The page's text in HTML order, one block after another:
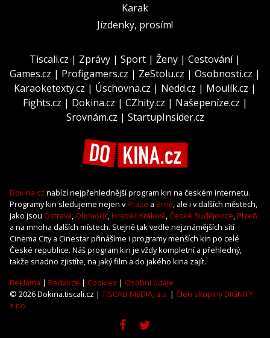
Karak
Jízdenky, prosím!
Tiscali.cz | Zprávy | Sport | Ženy | Cestování|
Games.cz | Profigamers.cz | ZeStolu.cz | Osobnosti.cz |
Karaoketexty.cz | Úschovna.cz | Nedd.cz | Moulík.cz |
Fights.cz | Dokina.cz | CZhity.cz | Našepeníze.cz |
Srovnám.cz | StartupInsider.cz
Dokina.cz nabízí nejpřehlednější program kin na českém internetu.
Programy kin sledujeme nejen vPraze a Brně, ale i v dalších městech,
jako jsou Ostrava, Olomouc,Hradec Králové,České Budějovice,Plzeň
a na mnoha dalších místech. Stejně tak vedle nejznámějších sítí
Cinema City a Cinestar přinášíme i programy menších kin po celé
České republice. Náš program kin je vždy kompletní a přehledný,
takže snadno zjistíte, na jaký film a do jakého kina zajít.
Reklama | Redakce | Cookies | Osobní údaje
© 2026 Dokina.tiscali.cz | TISCALI MEDIA, a.s. | Člen skupiny DIGNITY,
s.r.o.